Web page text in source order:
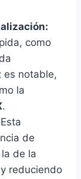
como
es notable,
la
.
Esta
de
de la
reduciendo